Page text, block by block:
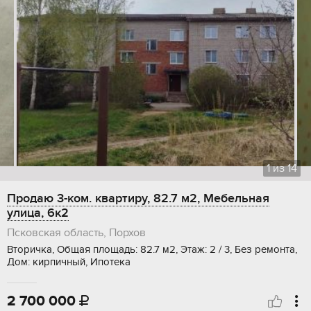
1из14
Продаю 3-ком. квартиру, 82.7 м2, Мебельная
улица, 6к2
Псковская область, Порхов
Вторичка, Общая площадь: 82.7 м2, Этаж: 2 / 3, Без ремонта,
Дом: кирпичный, Ипотека
2 700 000 